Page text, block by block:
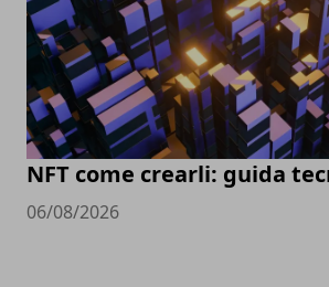
NFT come crearli: guida
06/08/2026